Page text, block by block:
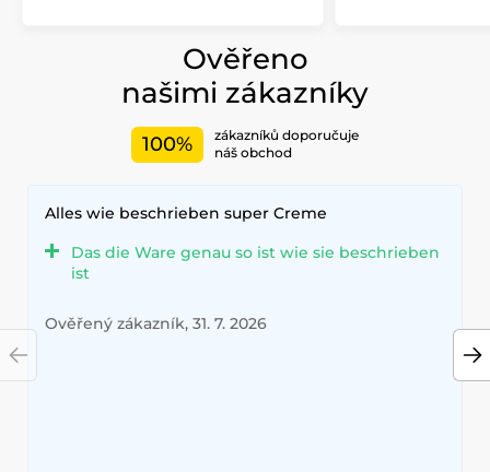
Ověřeno
našimi zákazníky
100%
zákazníků doporučuje
náš obchod
Alles wie beschrieben super Creme
Das die Ware genau so ist wie sie beschrieben
ist
Ověřený zákazník, 31. 7. 2026